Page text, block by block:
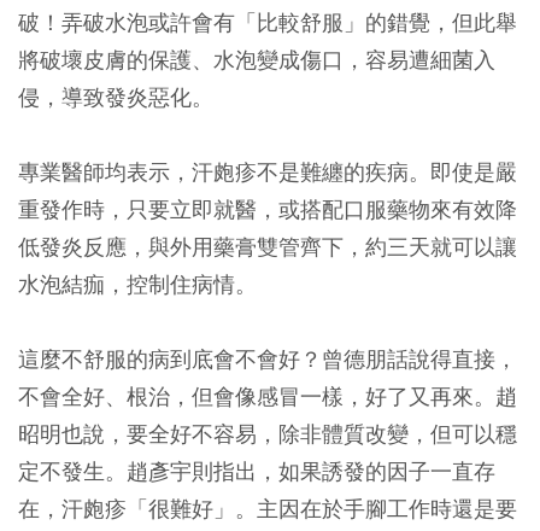
破！弄破水泡或許會有「比較舒服」的錯覺，但此舉
將破壞皮膚的保護、水泡變成傷口，容易遭細菌入
侵，導致發炎惡化。
專業醫師均表示，汗皰疹不是難纏的疾病。即使是嚴
重發作時，只要立即就醫，或搭配口服藥物來有效降
低發炎反應，與外用藥膏雙管齊下，約三天就可以讓
水泡結痂，控制住病情。
這麼不舒服的病到底會不會好？曾德朋話說得直接，
不會全好、根治，但會像感冒一樣，好了又再來。趙
昭明也說，要全好不容易，除非體質改變，但可以穩
定不發生。趙彥宇則指出，如果誘發的因子一直存
在，汗皰疹「很難好」。主因在於手腳工作時還是要